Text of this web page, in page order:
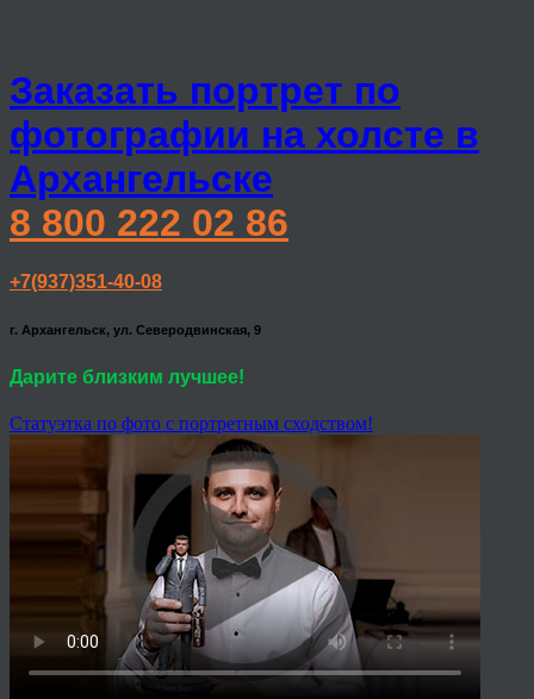
Заказать портрет по
фотографии на холсте в
Архангельске
8 800 222 02 86
+7(937)351-40-08
г. Архангельск, ул. Северодвинская, 9
Дарите близким лучшее!
Статуэтка по фото с портретным сходством!